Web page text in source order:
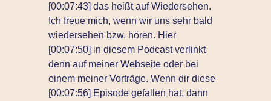
[00:07:43] das heißt auf Wiedersehen.
Ich freue mich, wenn wir uns sehr bald
wiedersehen bzw. hören. Hier
[00:07:50] in diesem Podcast verlinkt
denn auf meiner Webseite oder bei
einem meiner Vorträge. Wenn dir diese
[00:07:56] Episode gefallen hat, dann